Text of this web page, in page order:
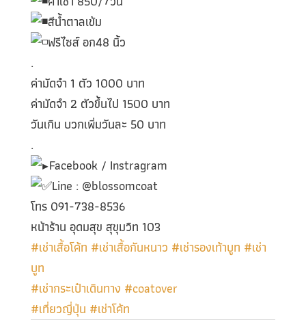
สีน้ำตาลเข้ม
ฟรีไซส์ อก48 นิ้ว
.
ค่ามัดจำ 1 ตัว 1000 บาท
ค่ามัดจำ 2 ตัวขึ้นไป 1500 บาท
วันเกิน บวกเพิ่มวันละ 50 บาท
.
Facebook / Instragram
Line : @blossomcoat
โทร 091-738-8536
หน้าร้าน อุดมสุข สุขุมวิท 103
#เช่าเสื้อโค้ท #เช่าเสื้อกันหนาว #เช่ารองเท้าบูท #เช่า
บูท
#เช่ากระเป๋าเดินทาง #coatover
#เที่ยวญี่ปุ่น #เช่าโค้ท